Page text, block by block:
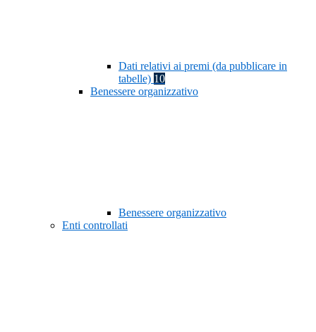
Dati relativi ai premi (da pubblicare in
tabelle) 10
Benessere organizzativo
Benessere organizzativo
Enti controllati